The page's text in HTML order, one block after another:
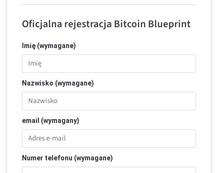
Oficjalna rejestracja Bitcoin Blueprint
Imię (wymagane)
Nazwisko (wymagane)
email (wymagany)
Numer telefonu (wymagane)